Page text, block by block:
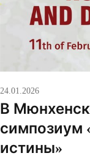
24.01.2026
В
симпозиум
истины»